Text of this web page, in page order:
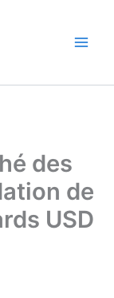
des
de
USD